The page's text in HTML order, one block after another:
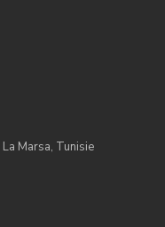
Marsa, Tunisie